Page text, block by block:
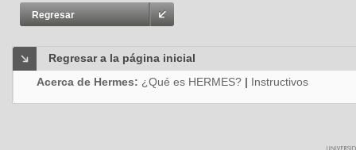
Regresar
Regresar a la página inicial
Acerca de Hermes: ¿Qué es HERMES? | Instructivos